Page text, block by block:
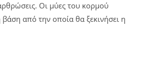
Οι μύες του κορμού
από την οποία θα ξεκινήσει η